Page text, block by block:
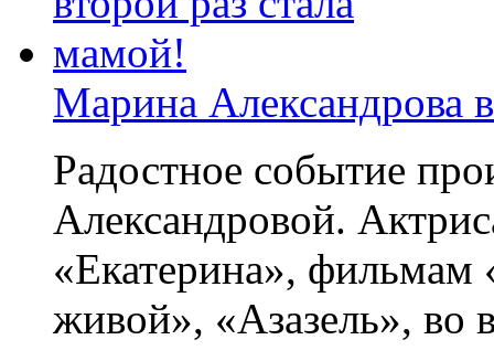
Марина Александрова
Радостное событие
Александровой.
«Екатерина»,
живой», «Азазель», во